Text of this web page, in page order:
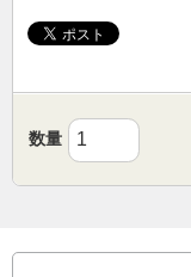
数量